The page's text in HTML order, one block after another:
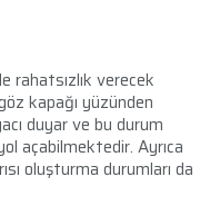
rahatsızlık verecek
kapağı yüzünden
duyar ve bu durum
açabilmektedir. Ayrıca
oluşturma durumları da